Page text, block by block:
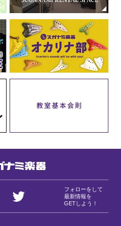
フォローをして
最新情報を
GETしよう！